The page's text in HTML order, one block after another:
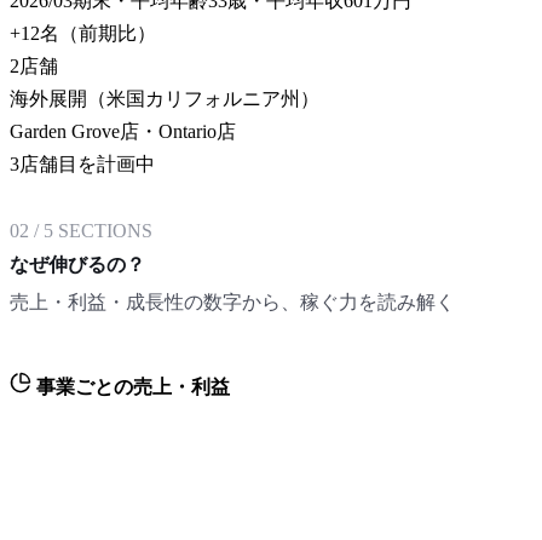
+12名（前期比）
2店舗
海外展開（米国カリフォルニア州）
Garden Grove店・Ontario店
3店舗目を計画中
02 / 5 SECTIONS
なぜ伸びるの？
売上・利益・成長性の数字から、稼ぐ力を読み解く
事業ごとの売上・利益